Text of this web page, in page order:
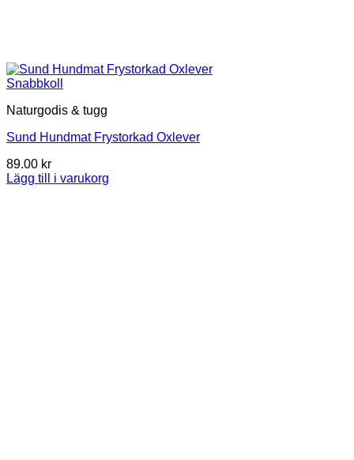
Snabbkoll
Naturgodis & tugg
Sund Hundmat Frystorkad Oxlever
89.00 kr
Lägg till i varukorg